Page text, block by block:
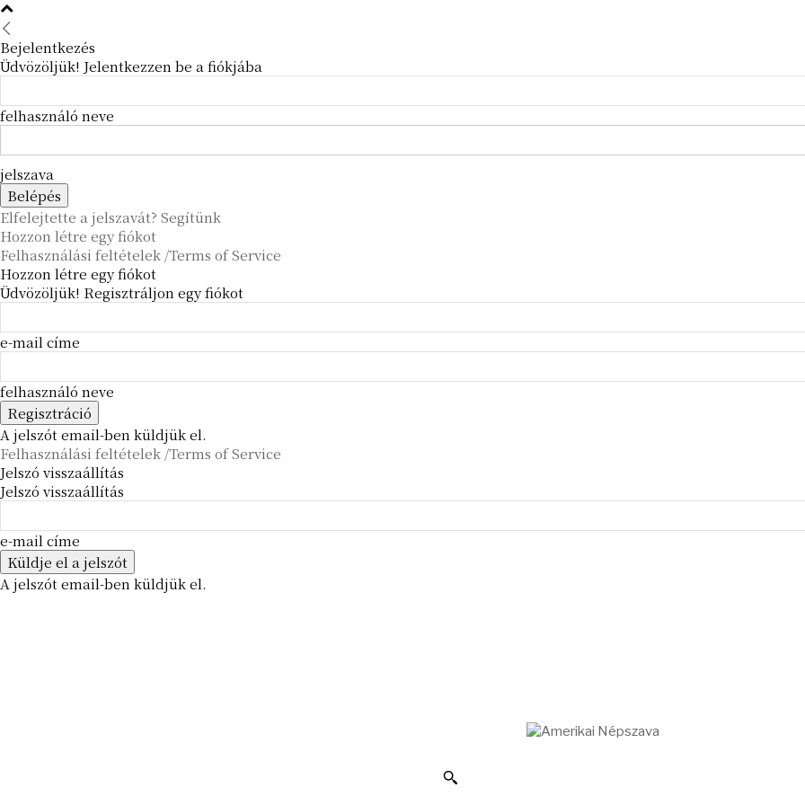
Bejelentkezés
Üdvözöljük! Jelentkezzen be a fiókjába
felhasználó neve
jelszava
Elfelejtette a jelszavát? Segítünk
Hozzon létre egy fiókot
Felhasználási feltételek /Terms of Service
Hozzon létre egy fiókot
Üdvözöljük! Regisztráljon egy fiókot
e-mail címe
felhasználó neve
A jelszót email-ben küldjük el.
Felhasználási feltételek /Terms of Service
Jelszó visszaállítás
Jelszó visszaállítás
e-mail címe
A jelszót email-ben küldjük el.